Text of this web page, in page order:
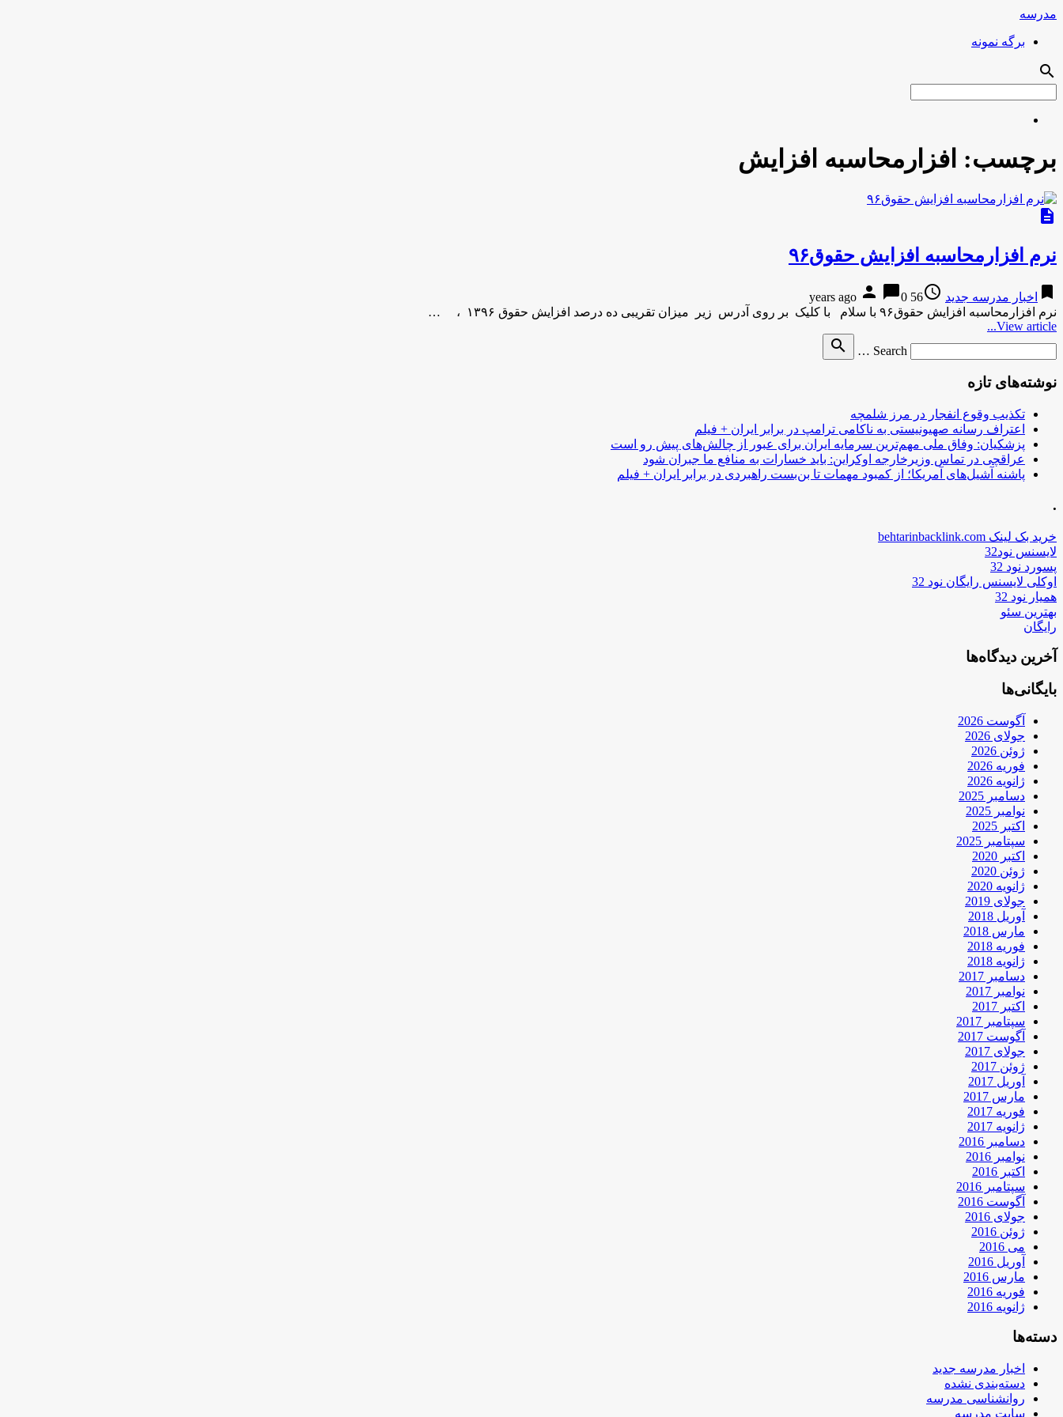
مدرسه
برگه نمونه
search
برچسب: افزارمحاسبه افزایش
description
نرم افزارمحاسبه افزایش حقوق۹۶
bookmark اخبار مدرسه جدید access_time
56 years ago
person chat_bubble0
نرم افزارمحاسبه افزایش حقوق۹۶ با سلام با کلیک بر روی آدرس زیر میزان تقریبی ده درصد افزایش حقوق ۱۳۹۶ ، …
View article...
Search …
search
نوشته‌های تازه
تکذیب وقوع انفجار در مرز شلمچه
اعتراف رسانه صهیونیستی به ناکامی ترامپ در برابر ایران + فیلم
پزشکیان: وفاق ملی مهم‌ترین سرمایه ایران برای عبور از چالش‌های پیش رو است
عراقچی در تماس وزیرخارجه اوکراین: باید خسارات به منافع ما جبران شود
پاشنه آشیل‌های آمریکا؛ از کمبود مهمات تا بن‌بست راهبردی در برابر ایران + فیلم
.
خرید بک لینک behtarinbacklink.com
لایسنس نود32
پسورد نود 32
اوکلی لایسنس رایگان نود 32
همیار نود 32
بهترین سئو
رایگان
آخرین دیدگاه‌ها
بایگانی‌ها
آگوست 2026
جولای 2026
ژوئن 2026
فوریه 2026
ژانویه 2026
دسامبر 2025
نوامبر 2025
اکتبر 2025
سپتامبر 2025
اکتبر 2020
ژوئن 2020
ژانویه 2020
جولای 2019
آوریل 2018
مارس 2018
فوریه 2018
ژانویه 2018
دسامبر 2017
نوامبر 2017
اکتبر 2017
سپتامبر 2017
آگوست 2017
جولای 2017
ژوئن 2017
آوریل 2017
مارس 2017
فوریه 2017
ژانویه 2017
دسامبر 2016
نوامبر 2016
اکتبر 2016
سپتامبر 2016
آگوست 2016
جولای 2016
ژوئن 2016
می 2016
آوریل 2016
مارس 2016
فوریه 2016
ژانویه 2016
دسته‌ها
اخبار مدرسه جدید
دسته‌بندی نشده
روانشناسی مدرسه
سایت مدرسه